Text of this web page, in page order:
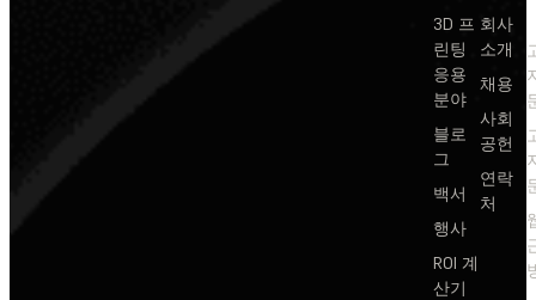
3D 프
린팅
응용
분야
블로
그
백서
행사
ROI 계
산기
회사
소개
채용
사회
공헌
연락
처